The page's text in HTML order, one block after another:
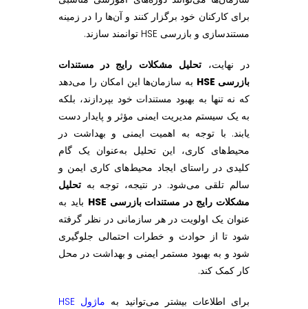
برای کارکنان خود برگزار کنند و آن‌ها را در زمینه
مستندسازی و بازرسی HSE توانمند سازند.
در نهایت،تحلیل مشکلات رایج در مستندات
بازرسی HSE
به سازمان‌ها این امکان را می‌دهد
که نه تنها به بهبود مستندات خود بپردازند، بلکه
به یک سیستم مدیریت ایمنی مؤثر و پایدار دست
یابند. با توجه به اهمیت ایمنی و بهداشت در
محیط‌های کاری، این تحلیل به‌عنوان یک گام
کلیدی در راستای ایجاد محیط‌های کاری ایمن و
سالم تلقی می‌شود. در نتیجه، توجه به تحلیل
مشکلات رایج در مستندات بازرسی HSE
باید به
عنوان یک اولویت در هر سازمانی در نظر گرفته
شود تا از حوادث و خطرات احتمالی جلوگیری
شود و به بهبود مستمر ایمنی و بهداشت در محل
کار کمک کند.
برای اطلاعات بیشتر می‌توانید به
ماژول HSE